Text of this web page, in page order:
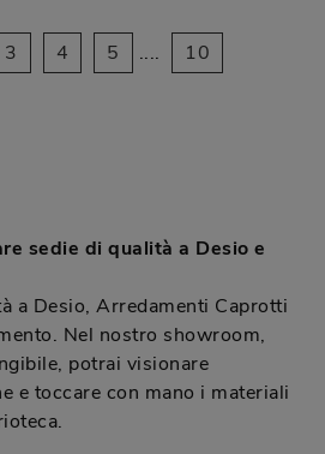
3 4 5 .... 10
sedie di qualità a Desio e
a Desio, Arredamenti Caprotti
Nel nostro showroom,
potrai visionare
e toccare con mano i materiali